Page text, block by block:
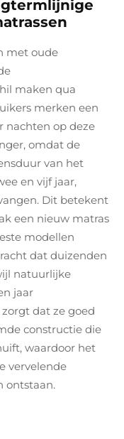
met oude
maken qua
merken een
nachten op deze
omdat de
van het
en vijf jaar,
Dit betekent
een nieuw matras
modellen
dat duizenden
natuurlijke
jaar
dat ze goed
constructie die
waardoor het
vervelende
ontstaan.